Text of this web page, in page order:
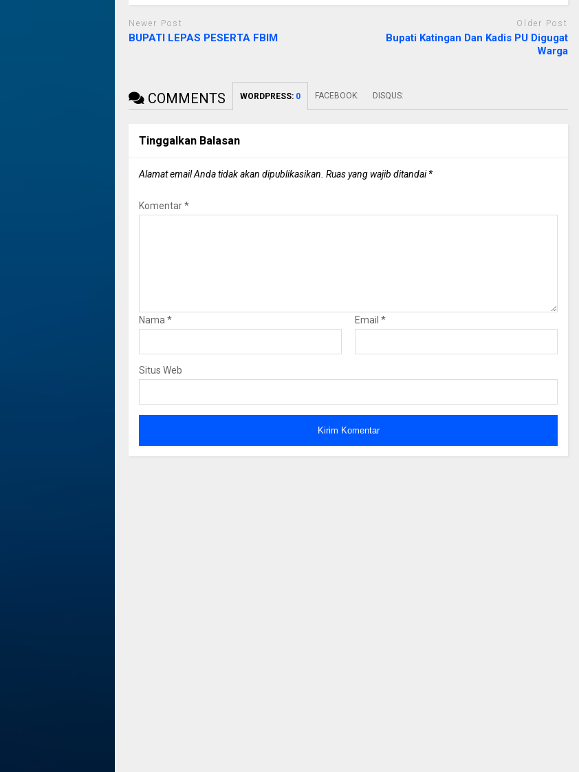
Newer Post
BUPATI LEPAS PESERTA FBIM
Older Post
Bupati Katingan Dan Kadis PU Digugat
Warga
COMMENTS WORDPRESS: 0 FACEBOOK: DISQUS:
Tinggalkan Balasan
Alamat email Anda tidak akan dipublikasikan. Ruas yang wajib ditandai*
Komentar*
Nama * Email *
Situs Web